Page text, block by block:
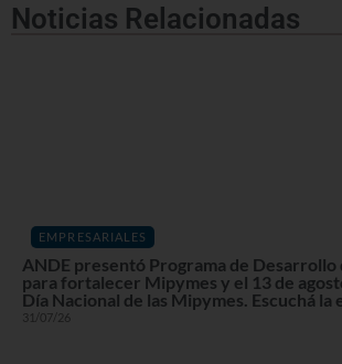
Noticias Relacionadas
EMPRESARIALES
ANDE presentó Programa de
para fortalecer Mipymes y el 13 de
Día Nacional de las Mipymes. Escuchá
31/07/26